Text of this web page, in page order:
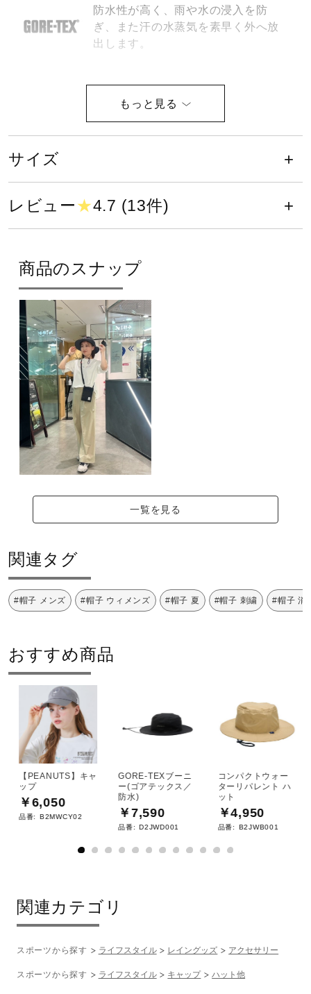
健康／エクササイズ
コラボ／ライセンス
その他
サポート
直営店一覧
取扱店一覧
防水性が高く、雨や水の浸入を防
ぎ、また汗の水蒸気を素早く外へ放
出します。
消臭機能を持った「デオドラントテ
ープ」を臭いが気になる部位に使用
頭回り59cm
カラー
09：ブラック
26：グリーンブルー
38：バーニャグリーン
素材
ナイロン100％
原産国
発売シーズン
2025年春夏
サイズ
レビュー★4.7 (13件)
商品のスナップ
一覧を見る
関連タグ
#帽子 メンズ #帽子 ウィメンズ #帽子 夏 #帽子 刺繍 #帽子 消
おすすめ商品
【PEANUTS】キャ
ップ
￥6,050
品番: B2MWCY02
GORE-TEXブーニ
ー(ゴアテックス／
防水)
￥7,590
品番: D2JWD001
コンパクトウォー
ターリパレント ハ
ット
￥4,950
品番: B2JWB001
関連カテゴリ
スポーツから探す ライフスタイル レイングッズ アクセサリー
スポーツから探す ライフスタイル キャップ ハット他